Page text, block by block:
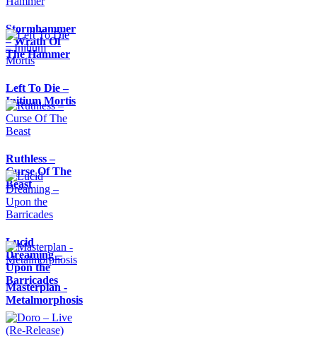
Stormhammer
– Wrath Of
The Hammer
Left To Die –
Initium Mortis
Ruthless –
Curse Of The
Beast
Lucid
Dreaming –
Upon the
Barricades
Masterplan -
Metalmorphosis